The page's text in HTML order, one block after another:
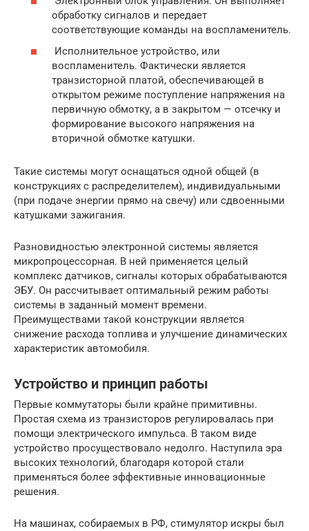
обработку сигналов и передает
соответствующие команды на воспламенитель.
Исполнительное устройство, или
воспламенитель. Фактически является
транзисторной платой, обеспечивающей в
открытом режиме поступление напряжения на
первичную обмотку, а в закрытом — отсечку и
формирование высокого напряжения на
вторичной обмотке катушки.
Такие системы могут оснащаться одной общей (в
конструкциях с распределителем), индивидуальными
(при подаче энергии прямо на свечу) или сдвоенными
катушками зажигания.
Разновидностью электронной системы является
микропроцессорная. В ней применяется целый
комплекс датчиков, сигналы которых обрабатываются
ЭБУ. Он рассчитывает оптимальный режим работы
системы в заданный момент времени.
Преимуществами такой конструкции является
снижение расхода топлива и улучшение динамических
характеристик автомобиля.
Устройство и принцип работы
Первые коммутаторы были крайне примитивны.
Простая схема из транзисторов регулировалась при
помощи электрического импульса. В таком виде
устройство просуществовало недолго. Наступила эра
высоких технологий, благодаря которой стали
применяться более эффективные инновационные
решения.
На машинах, собираемых в РФ, стимулятор искры был